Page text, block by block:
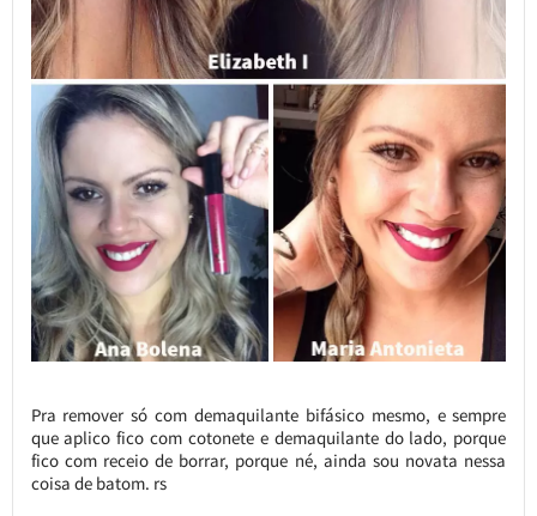
Pra remover só com demaquilante bifásico mesmo, e sempre
que aplico fico com cotonete e demaquilante do lado, porque
fico com receio de borrar, porque né, ainda sou novata nessa
coisa de batom. rs